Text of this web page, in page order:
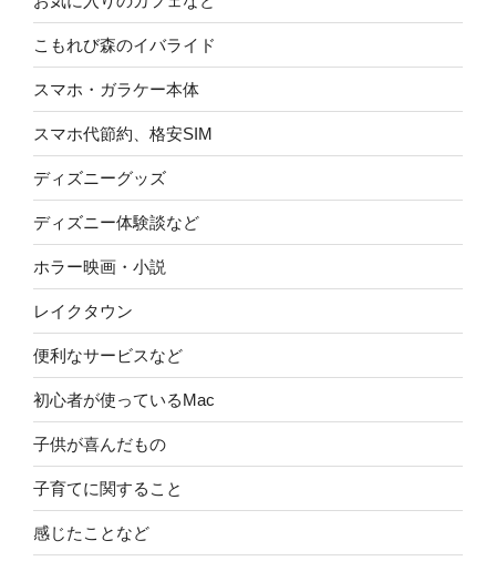
こもれび森のイバライド
スマホ・ガラケー本体
スマホ代節約、格安SIM
ディズニーグッズ
ディズニー体験談など
ホラー映画・小説
レイクタウン
便利なサービスなど
初心者が使っているMac
子供が喜んだもの
子育てに関すること
感じたことなど